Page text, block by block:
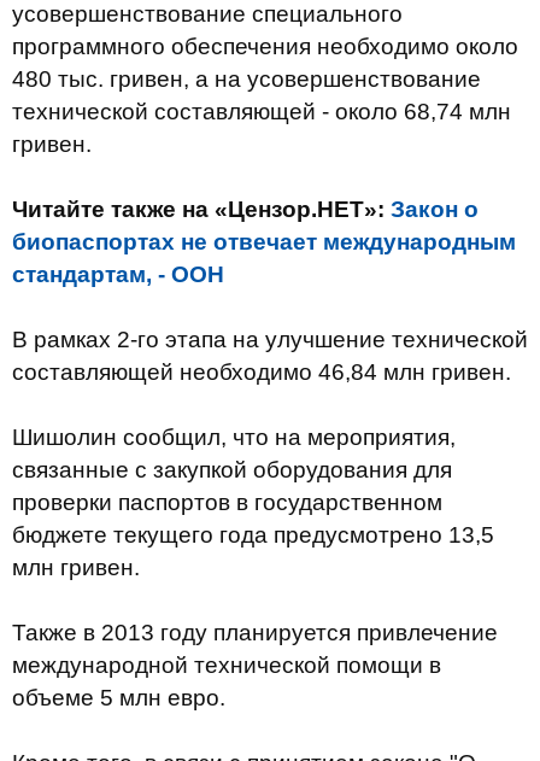
усовершенствование специального
программного обеспечения необходимо около
480 тыс. гривен, а на усовершенствование
технической составляющей - около 68,74 млн
гривен.
Читайте также на «Цензор.НЕТ»: Закон о
биопаспортах не отвечает международным
стандартам, - ООН
В рамках 2-го этапа на улучшение технической
составляющей необходимо 46,84 млн гривен.
Шишолин сообщил, что на мероприятия,
связанные с закупкой оборудования для
проверки паспортов в государственном
бюджете текущего года предусмотрено 13,5
млн гривен.
Также в 2013 году планируется привлечение
международной технической помощи в
объеме 5 млн евро.